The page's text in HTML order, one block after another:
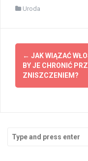
Uroda
Post
navigation
← JAK WIĄZAĆ
BY JE CHRONIĆ
ZNISZCZENIEM?
for: